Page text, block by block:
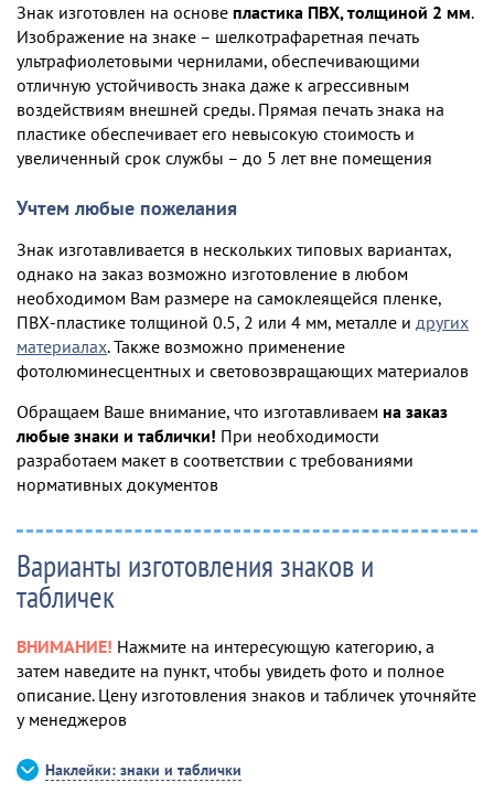
Знак изготовлен на основе пластика ПВХ, толщиной 2 мм.
Изображение на знаке – шелкотрафаретная печать
ультрафиолетовыми чернилами, обеспечивающими
отличную устойчивость знака даже к агрессивным
воздействиям внешней среды. Прямая печать знака на
пластике обеспечивает его невысокую стоимость и
увеличенный срок службы – до 5 лет вне помещения
Учтем любые пожелания
Знак изготавливается в нескольких типовых вариантах,
однако на заказ возможно изготовление в любом
необходимом Вам размере на самоклеящейся пленке,
ПВХ-пластике толщиной 0.5, 2 или 4 мм, металле и других
материалах. Также возможно применение
фотолюминесцентных и световозвращающих материалов
Обращаем Ваше внимание, что изготавливаем на заказ
любые знаки и таблички! При необходимости
разработаем макет в соответствии с требованиями
нормативных документов
Варианты изготовления знаков и
табличек
ВНИМАНИЕ! Нажмите на интересующую категорию, а
затем наведите на пункт, чтобы увидеть фото и полное
описание. Цену изготовления знаков и табличек уточняйте
у менеджеров
Наклейки: знаки и таблички